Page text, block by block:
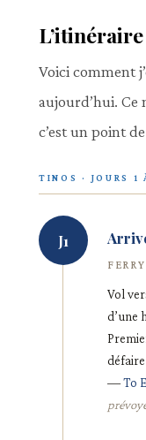
Voici comment
aujourd’hui.
c’est un point
TINOS · JOURS 1
J1
Vol
d’une
—To